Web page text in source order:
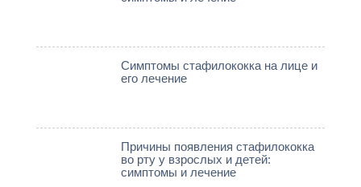
Симптомы стафилококка на лице и
его лечение
Причины появления стафилококка
во рту у взрослых и детей:
симптомы и лечение